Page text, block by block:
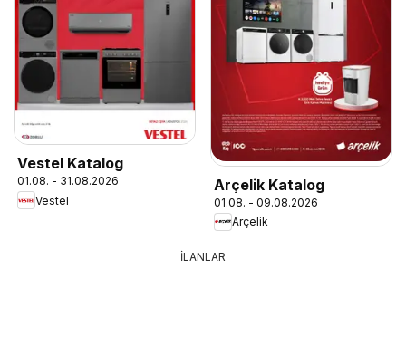
Vestel Katalog
01.08. - 31.08.2026
Vestel
Arçelik Katalog
01.08. - 09.08.2026
Arçelik
İLANLAR